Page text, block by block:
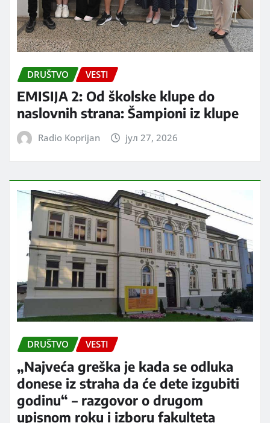
DRUŠTVO VESTI
EMISIJA 2: Od školske klupe do
naslovnih strana: Šampioni iz klupe
Radio Koprijan јул 27, 2026
DRUŠTVO VESTI
„Najveća greška je kada se odluka
donese iz straha da će dete izgubiti
godinu“ – razgovor o drugom
upisnom roku i izboru fakulteta